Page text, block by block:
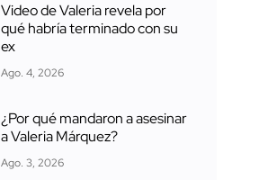
Video de Valeria revela por
qué habría terminado con su
ex
Ago. 4, 2026
¿Por qué mandaron a asesinar
a Valeria Márquez?
Ago. 3, 2026